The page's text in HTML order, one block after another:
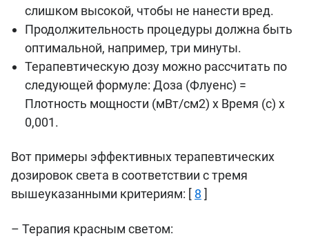
слишком высокой, чтобы не нанести вред.
Продолжительность процедуры должна быть
оптимальной, например, три минуты.
Терапевтическую дозу можно рассчитать по
следующей формуле: Доза (Флуенс) =
Плотность мощности (мВт/см2) x Время (с) x
0,001.
Вот примеры эффективных терапевтических
дозировок света в соответствии с тремя
вышеуказанными критериям: [ 8 ]
– Терапия красным светом: